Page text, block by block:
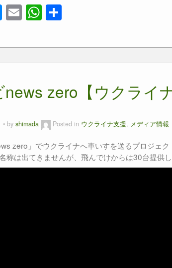
M
e
ss
g
E
m
ail
W
h
at
p
news zero【ウクライ
by shimada Posted in ウクライナ支援, メディア情報
zero」でウクライナへ車いすを送るプロジェク
称は出てきませんが、飛んでけからは30台提供し